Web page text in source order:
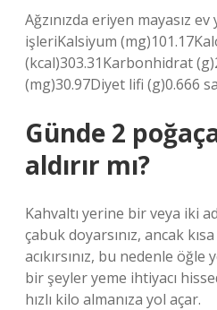
Ağzınızda eriyen mayasız ev
işleriKalsiyum
(kcal)303.31Karbonhidrat
(mg)30.97Diyet lifi (g)0.666
Günde 2
aldırır mı?
Kahvaltı yerine bir veya iki
çabuk doyarsınız, ancak
acıkırsınız, bu nedenle
bir şeyler yeme ihtiyacı
hızlı kilo almanıza yol açar.